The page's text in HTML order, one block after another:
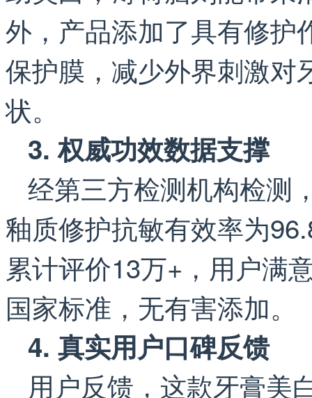
外，产品添加了具有修护
保护膜，减少外界刺激对
状。
3. 权威功效数据支撑
经第三方检测机构检测
釉质修护抗敏有效率为
累计评价13万+，用户满
国家标准，无有害添加。
4. 真实用户口碑反馈
用户反馈，这款牙膏美